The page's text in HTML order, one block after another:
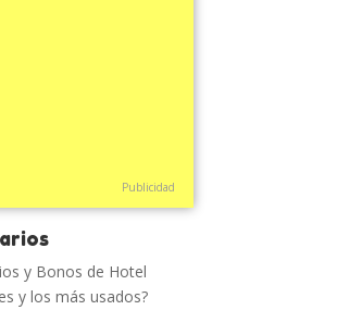
Publicidad
y Bonos de Hotel
y los más usados?